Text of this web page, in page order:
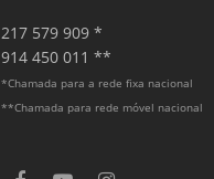
217 579 909 *
914 450 011 **
*Chamada para a rede fixa nacional
**Chamada para rede móvel nacional